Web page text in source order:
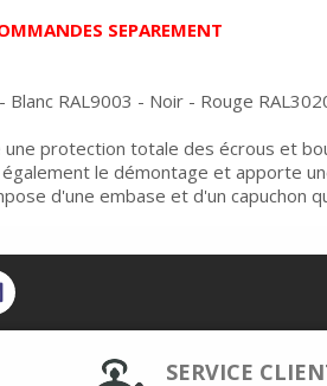
SEPAREMENT
RAL9003 - Noir - Rouge
une protection totale des écrous et
le démontage et apporte
d'une embase et d'un capuchon
SERVICE